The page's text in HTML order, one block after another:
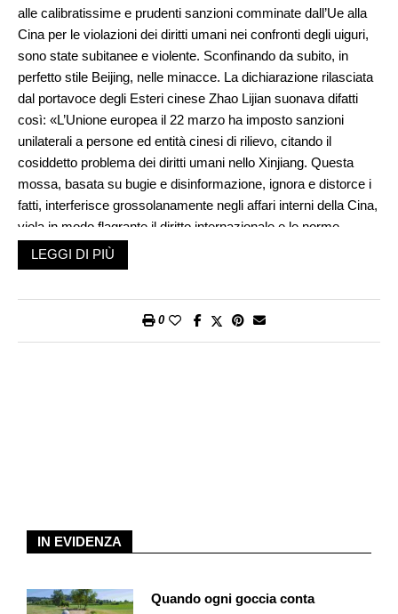
alle calibratissime e prudenti sanzioni comminate dall’Ue alla
Cina per le violazioni dei diritti umani nei confronti degli uiguri,
sono state subitanee e violente. Sconfinando da subito, in
perfetto stile Beijing, nelle minacce. La dichiarazione rilasciata
dal portavoce degli Esteri cinese Zhao Lijian suonava difatti
così: «L’Unione europea il 22 marzo ha imposto sanzioni
unilaterali a persone ed entità cinesi di rilievo, citando il
cosiddetto problema dei diritti umani nello Xinjiang. Questa
mossa, basata su bugie e disinformazione, ignora e distorce i
fatti, interferisce grossolanamente negli affari interni della Cina,
viola in modo flagrante il diritto internazionale e le norme
fondamentali che regolano le relazioni internazionali e mina
gravemente le relazioni Cina-Ue. La Cina esorta la Ue a
a rimediare. Deve smetterla di dare lezioni ad altri sui diritti
assenso. La politica del «lupo-guerriero» inaugurata non molto
fegato di mandare all’aria il trattato di cui sopra, che serve più
LEGGI DI PIÙ
0
IN EVIDENZA
Quando ogni goccia conta